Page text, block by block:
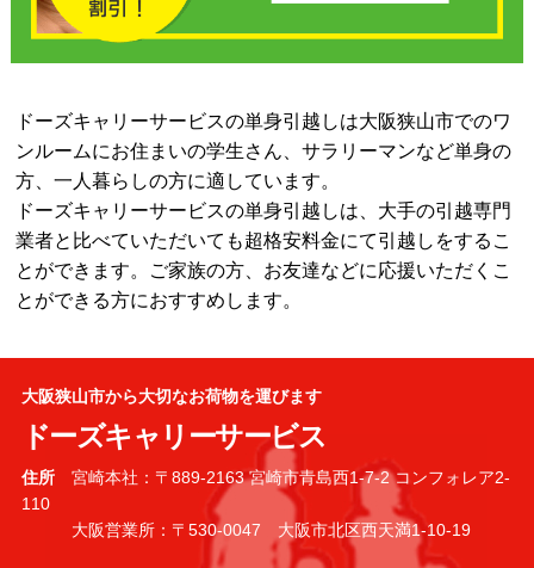
ドーズキャリーサービスの単身引越しは大阪狭山市でのワ
ンルームにお住まいの学生さん、サラリーマンなど単身の
方、一人暮らしの方に適しています。
ドーズキャリーサービスの単身引越しは、大手の引越専門
業者と比べていただいても超格安料金にて引越しをするこ
とができます。ご家族の方、お友達などに応援いただくこ
とができる方におすすめします。
大阪狭山市から大切なお荷物を運びます
ドーズキャリーサービス
住所宮崎本社：〒889-2163 宮崎市青島西1-7-2 コンフォレア2-
110
大阪営業所：〒530-0047 大阪市北区西天満1-10-19